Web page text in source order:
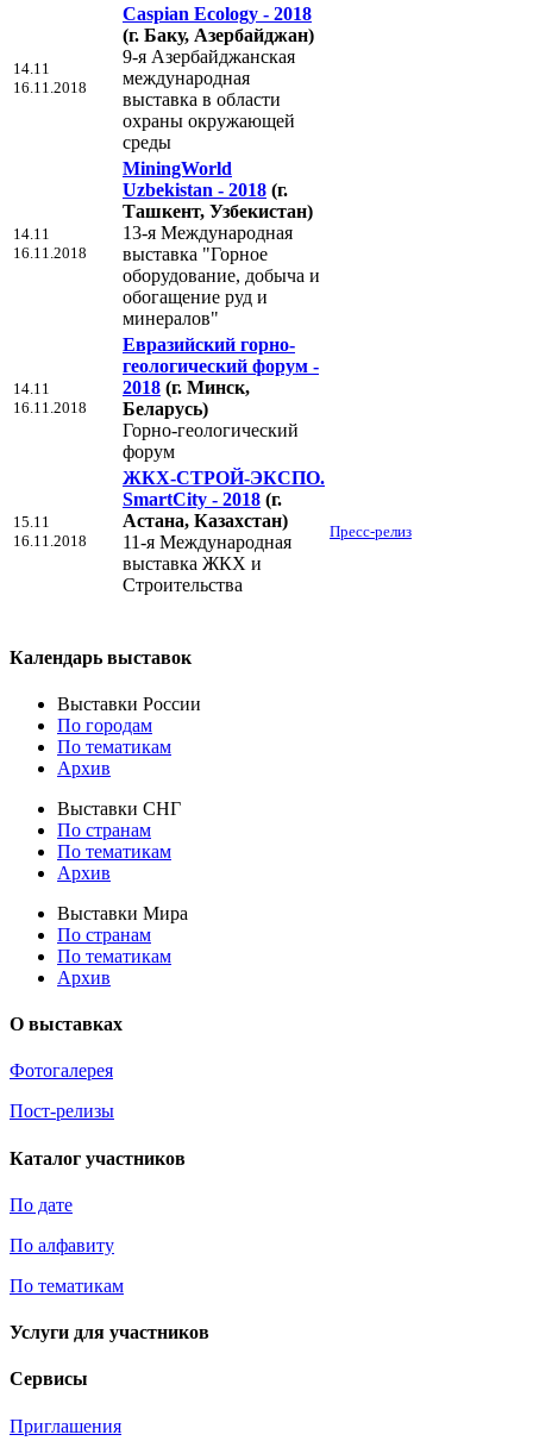
14.11
16.11.2018
Caspian Ecology - 2018
(г. Баку, Азербайджан)
9-я Азербайджанская
международная
выставка в области
охраны окружающей
среды
14.11
16.11.2018
MiningWorld
Uzbekistan - 2018 (г.
Ташкент, Узбекистан)
13-я Международная
выставка "Горное
оборудование, добыча и
обогащение руд и
минералов"
14.11
16.11.2018
Евразийский горно-
геологический форум -
2018 (г. Минск,
Беларусь)
Горно-геологический
форум
15.11
16.11.2018
ЖКХ-СТРОЙ-ЭКСПО.
SmartCity - 2018 (г.
Астана, Казахстан)
11-я Международная
выставка ЖКХ и
Строительства
Пресс-релиз
Календарь выставок
Выставки России
По городам
По тематикам
Архив
Выставки СНГ
По странам
По тематикам
Архив
Выставки Мира
По странам
По тематикам
Архив
О выставках
Фотогалерея
Пост-релизы
Каталог участников
По дате
По алфавиту
По тематикам
Услуги для участников
Сервисы
Приглашения